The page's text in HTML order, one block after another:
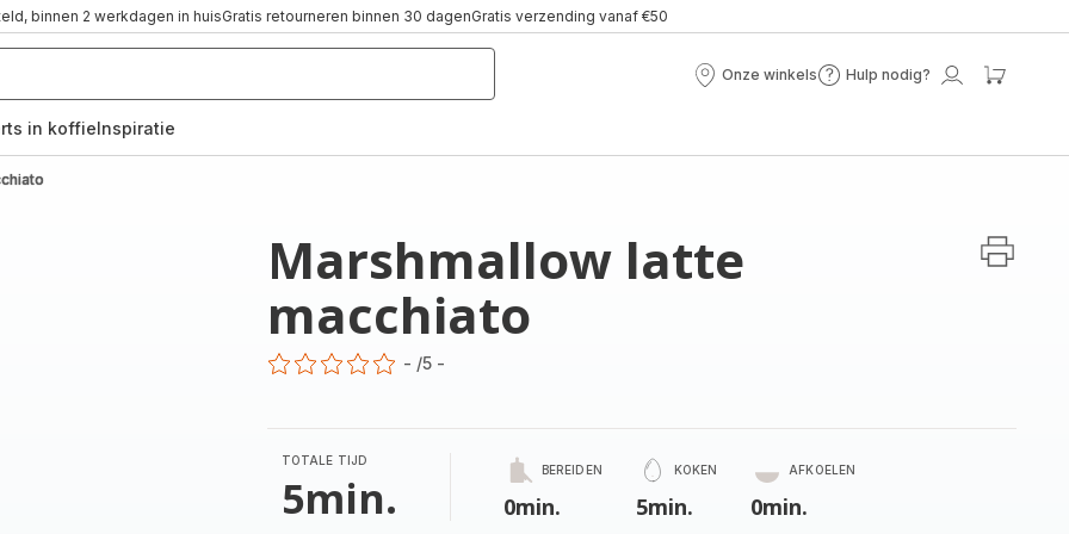
binnen 2 werkdagen in huisGratis retourneren binnen 30 dagenGratis verzending vanaf €50
Onze winkels
Onze
Hulp nodig?
Hulp
Mijn
in koffieInspiratie
Marshmallow latte
macchiato
- /5 -
TOTALE TIJD
5min.
BEREIDEN
0min.
KOKEN
5min.
AFKOELEN
0min.